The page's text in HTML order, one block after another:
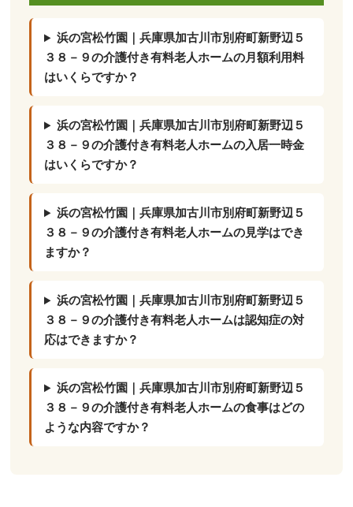
浜の宮松竹園｜兵庫県加古川市別府町新野辺５
３８－９の介護付き有料老人ホームの月額利用料
はいくらですか？
浜の宮松竹園｜兵庫県加古川市別府町新野辺５
３８－９の介護付き有料老人ホームの入居一時金
はいくらですか？
浜の宮松竹園｜兵庫県加古川市別府町新野辺５
３８－９の介護付き有料老人ホームの見学はでき
ますか？
浜の宮松竹園｜兵庫県加古川市別府町新野辺５
３８－９の介護付き有料老人ホームは認知症の対
応はできますか？
浜の宮松竹園｜兵庫県加古川市別府町新野辺５
３８－９の介護付き有料老人ホームの食事はどの
ような内容ですか？